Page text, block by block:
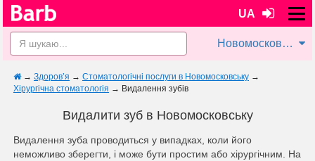
UA
Новомосковськ
→ Здоров’я → Стоматологічні послуги в Новомосковську →
Хірургічна стоматологія → Видалення зубів
Видалити зуб в Новомосковську
Видалення зуба проводиться у випадках, коли його
неможливо зберегти, і може бути простим або хірургічним. На